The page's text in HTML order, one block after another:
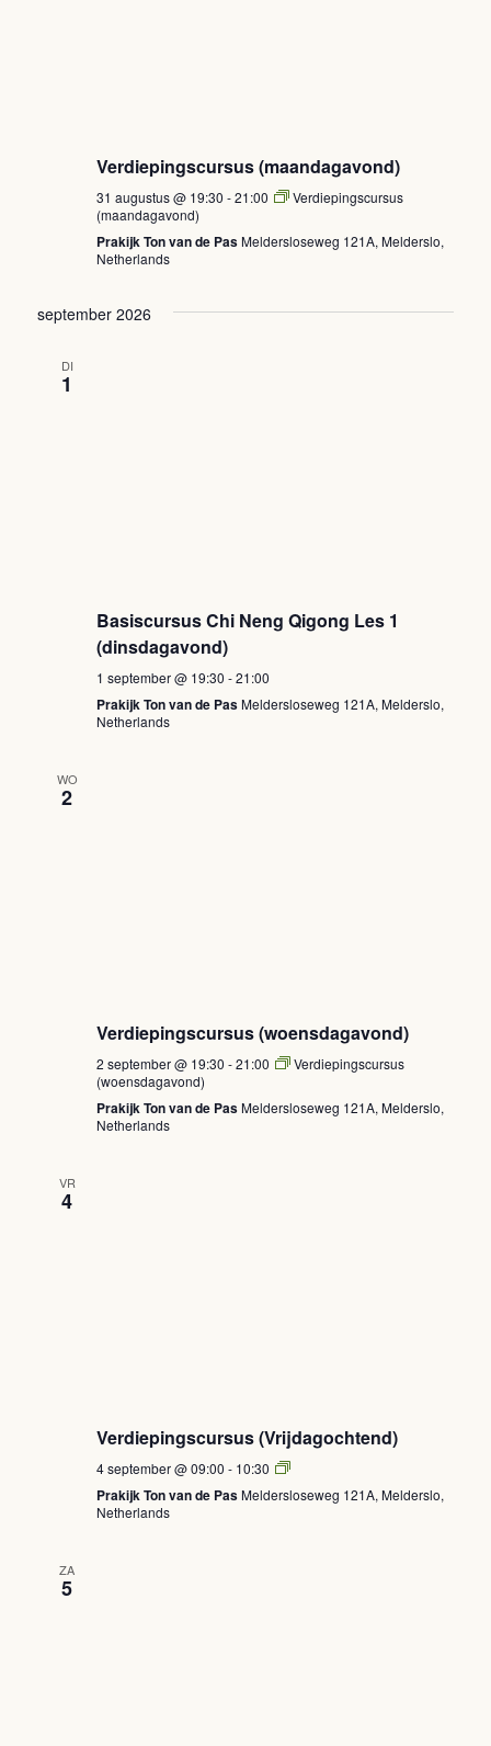
Verdiepingscursus (maandagavond)
31 augustus @ 19:30 -21:00
Verdiepingscursus
(maandagavond)
Prakijk Ton van de PasMeldersloseweg 121A, Melderslo,
Netherlands
september 2026
DI
1
Basiscursus Chi Neng Qigong Les 1
(dinsdagavond)
1 september @ 19:30 -21:00
Prakijk Ton van de PasMeldersloseweg 121A, Melderslo,
Netherlands
WO
2
Verdiepingscursus (woensdagavond)
2 september @ 19:30 -21:00
Verdiepingscursus
(woensdagavond)
Prakijk Ton van de PasMeldersloseweg 121A, Melderslo,
Netherlands
VR
4
Verdiepingscursus (Vrijdagochtend)
4 september @ 09:00 - 10:30
Verdiepingscursus
Prakijk Ton van de PasMeldersloseweg 121A, Melderslo,
Netherlands
ZA
5